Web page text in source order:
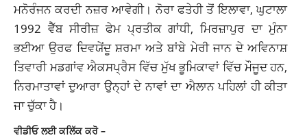
ਮਨੋਰੰਜਨ ਕਰਦੀ ਨਜ਼ਰ ਆਵੇਗੀ। ਨੋਰਾ ਫਤੇਹੀ ਤੋਂ ਇਲਾਵਾ, ਘੁਟਾਲਾ
1992 ਵੈੱਬ ਸੀਰੀਜ਼ ਫੇਮ ਪ੍ਰਤੀਕ ਗਾਂਧੀ, ਮਿਰਜ਼ਾਪੁਰ ਦਾ ਮੁੰਨਾ
ਭਈਆ ਉਰਫ ਦਿਵਯੇਂਦੂ ਸ਼ਰਮਾ ਅਤੇ ਬਾਂਬੇ ਮੇਰੀ ਜਾਨ ਦੇ ਅਵਿਨਾਸ਼
ਤਿਵਾਰੀ ਮਡਗਾਂਵ ਐਕਸਪ੍ਰੈਸ ਵਿੱਚ ਮੁੱਖ ਭੂਮਿਕਾਵਾਂ ਵਿੱਚ ਮੌਜੂਦ ਹਨ,
ਨਿਰਮਾਤਾਵਾਂ ਦੁਆਰਾ ਉਨ੍ਹਾਂ ਦੇ ਨਾਵਾਂ ਦਾ ਐਲਾਨ ਪਹਿਲਾਂ ਹੀ ਕੀਤਾ
ਜਾ ਚੁੱਕਾ ਹੈ।
ਵੀਡੀਓ ਲਈ ਕਲਿੱਕ ਕਰੋ –